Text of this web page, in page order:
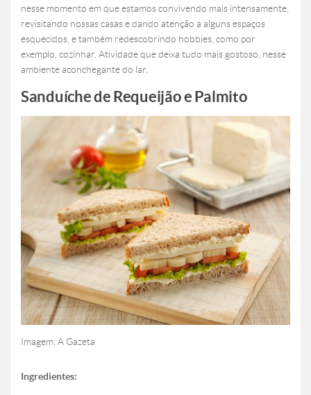
nesse momento em que estamos convivendo mais intensamente,
revisitando nossas casas e dando atenção a alguns espaços
esquecidos, e também redescobrindo hobbies, como por
exemplo, cozinhar. Atividade que deixa tudo mais gostoso, nesse
ambiente aconchegante do lar.
Sanduíche de Requeijão e Palmito
Imagem: A Gazeta
Ingredientes: